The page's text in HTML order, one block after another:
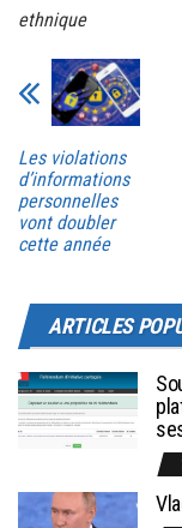
ethnique
Les violations
d’informations
personnelles
vont doubler
cette année
ARTICLES